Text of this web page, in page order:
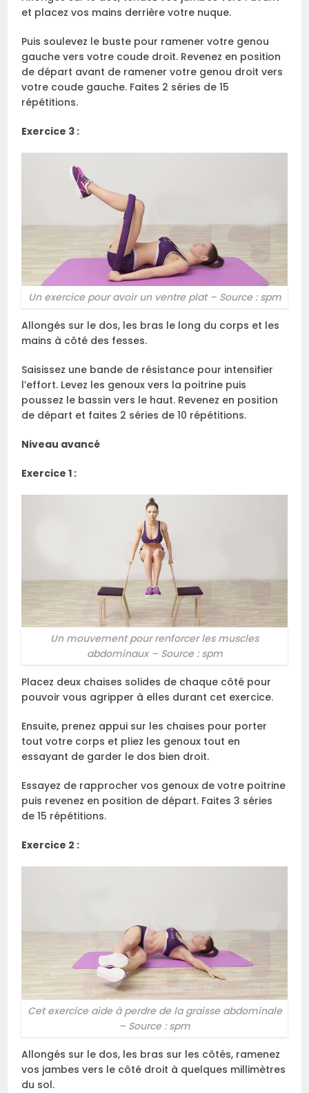
et placez vos mains derrière votre nuque.
Puis soulevez le buste pour ramener votre genou
gauche vers votre coude droit. Revenez en position
de départ avant de ramener votre genou droit vers
votre coude gauche. Faites 2 séries de 15
répétitions.
Exercice 3 :
Un exercice pour avoir un ventre plat – Source : spm
Allongés sur le dos, les bras le long du corps et les
mains à côté des fesses.
Saisissez une bande de résistance pour intensifier
l’effort. Levez les genoux vers la poitrine puis
poussez le bassin vers le haut. Revenez en position
de départ et faites 2 séries de 10 répétitions.
Niveau avancé
Exercice 1 :
Un mouvement pour renforcer les muscles
abdominaux – Source : spm
Placez deux chaises solides de chaque côté pour
pouvoir vous agripper à elles durant cet exercice.
Ensuite, prenez appui sur les chaises pour porter
tout votre corps et pliez les genoux tout en
essayant de garder le dos bien droit.
Essayez de rapprocher vos genoux de votre poitrine
puis revenez en position de départ. Faites 3 séries
de 15 répétitions.
Exercice 2 :
Cet exercice aide à perdre de la graisse abdominale
– Source : spm
Allongés sur le dos, les bras sur les côtés, ramenez
vos jambes vers le côté droit à quelques millimètres
du sol.